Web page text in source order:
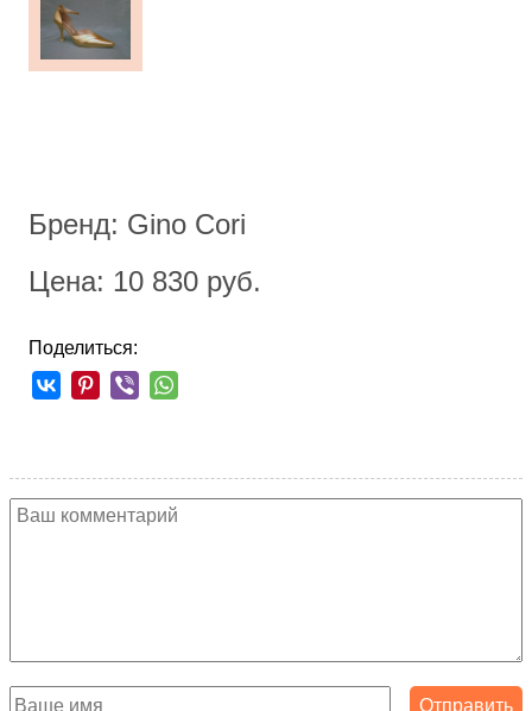
Бренд: Gino Cori
Цена: 10 830 руб.
Поделиться: